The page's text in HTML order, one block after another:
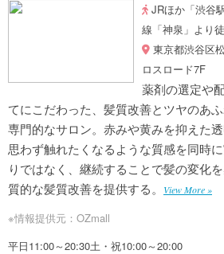
JRほか「渋谷
線「神泉」より
東京都渋谷区
ロスロード7F
薬剤の選定や
てにこだわった、髪質改善とツヤのあ
専門的なサロン。赤みや黄みを抑えた透
思わず触れたくなるような質感を同時
りではなく、継続することで髪の変化
質的な髪質改善を提供する。
View More »
※情報提供元：OZmall
平日11:00～20:30土・祝10:00～20:00